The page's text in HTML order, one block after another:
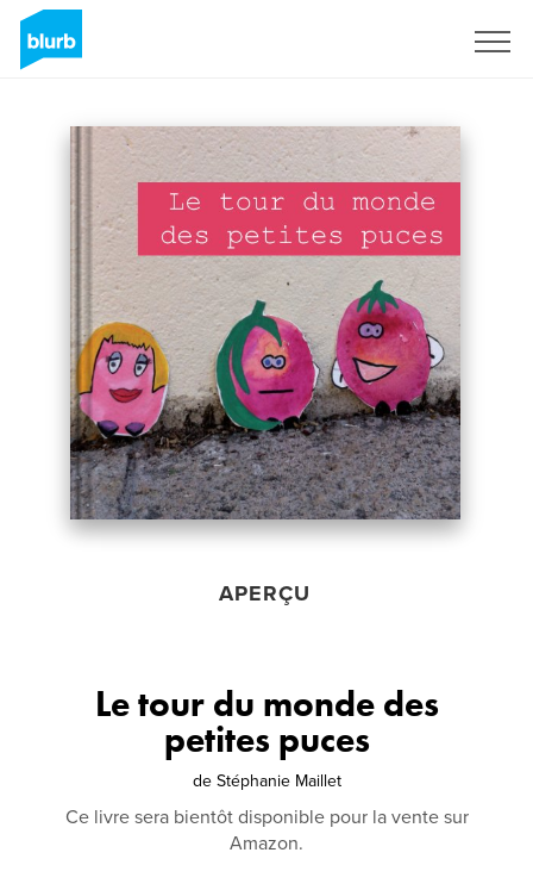
APERÇU
Le tour du monde des
petites puces
de Stéphanie Maillet
Ce livre sera bientôt disponible pour la vente sur
Amazon.